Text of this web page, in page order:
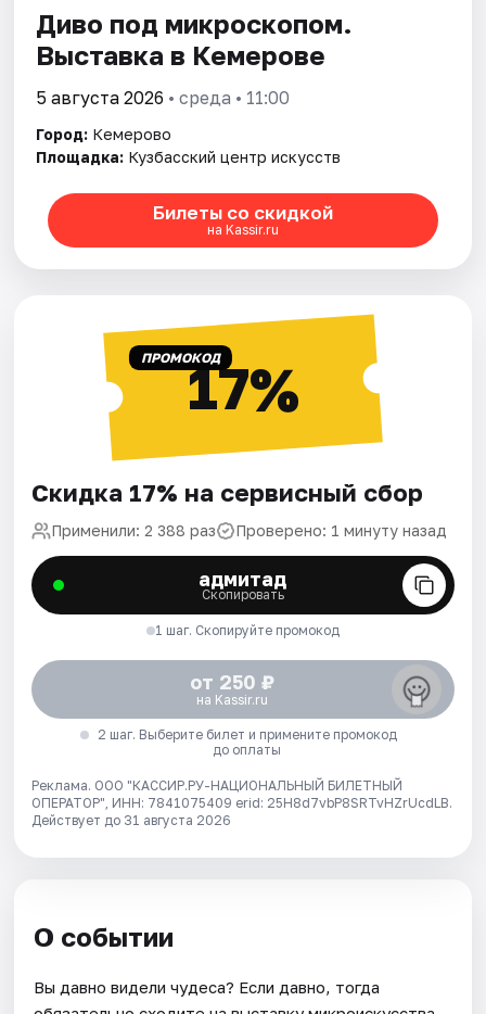
Диво под микроскопом.
Выставка в Кемерове
5 августа 2026 • среда • 11:00
Город: Кемерово
Площадка: Кузбасский центр искусств
Билеты со скидкой
на Kassir.ru
ПРОМОКОД17%
Скидка 17% на сервисный сбор
Применили: 2 388 раз Проверено: 1 минуту назад
адмитад
Скопировать
1 шаг. Скопируйте промокод
от 250 ₽
на Kassir.ru
2 шаг. Выберите билет и примените промокод
до оплаты
Реклама. ООО "КАССИР.РУ-НАЦИОНАЛЬНЫЙ БИЛЕТНЫЙ
ОПЕРАТОР", ИНН: 7841075409 erid: 25H8d7vbP8SRTvHZrUcdLB.
Действует до 31 августа 2026
О событии
Вы давно видели чудеса? Если давно, тогда